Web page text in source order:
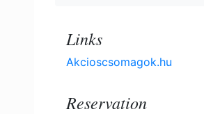
Links
Akcioscsomagok.hu
Reservation